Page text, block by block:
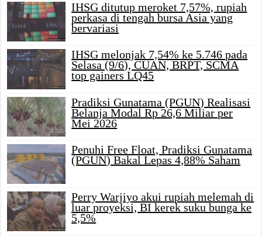
IHSG ditutup meroket 7,57%, rupiah
perkasa di tengah bursa Asia yang
bervariasi
IHSG melonjak 7,54% ke 5.746 pada
Selasa (9/6), CUAN, BRPT, SCMA
top gainers LQ45
Pradiksi Gunatama (PGUN) Realisasi
Belanja Modal Rp 26,6 Miliar per
Mei 2026
Penuhi Free Float, Pradiksi Gunatama
(PGUN) Bakal Lepas 4,88% Saham
Perry Warjiyo akui rupiah melemah di
luar proyeksi, BI kerek suku bunga ke
5,5%